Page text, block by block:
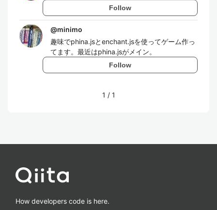
Follow
@minimo
趣味でphina.jsとenchant.jsを使ってゲーム作っ
てます。最近はphina.jsがメイン。
Follow
1 / 1
How developers code is here.